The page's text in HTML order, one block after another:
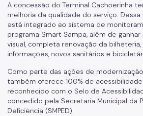
A concessão do Terminal Cachoerinha
melhoria da qualidade do serviço. Dessa
está integrado ao sistema de
programa Smart Sampa, além de
visual, completa renovação da
informações, novos sanitários e
Como parte das ações de
também oferece 100% de
reconhecido com o Selo de
concedido pela Secretaria Municipal da
Deficiência (SMPED).